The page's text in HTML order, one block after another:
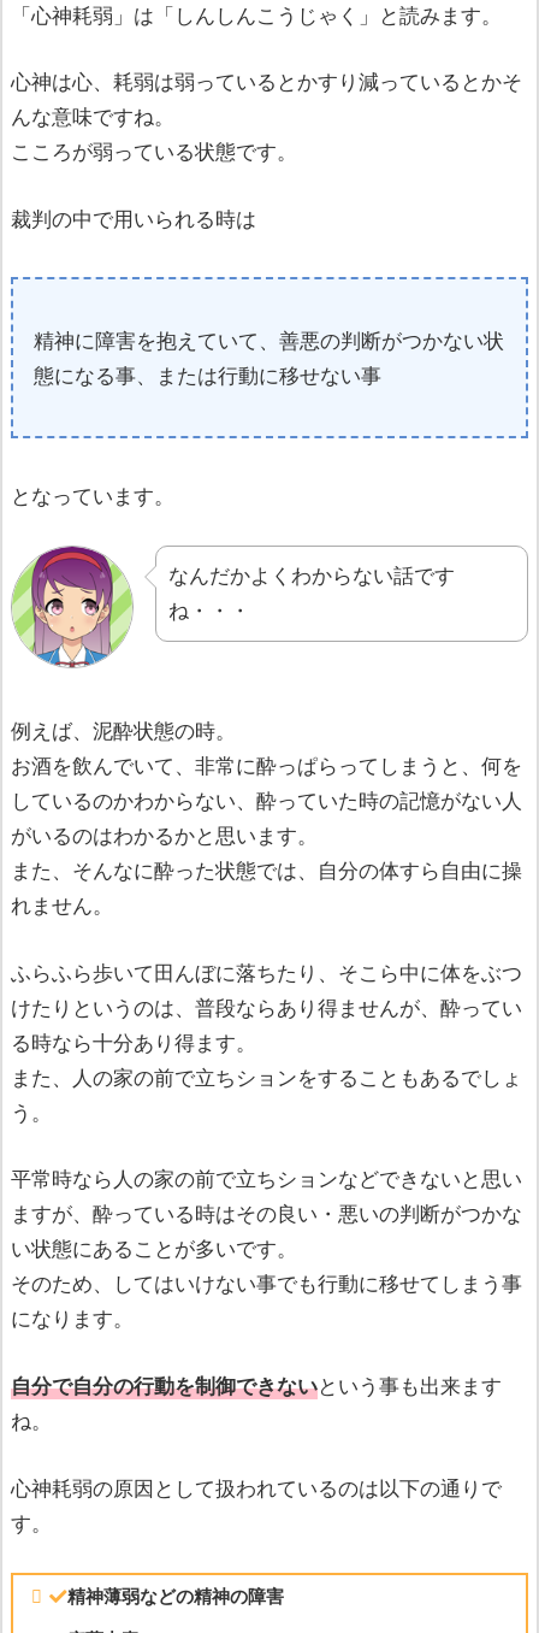
「心神耗弱」は「しんしんこうじゃく」と読みます。
心神は心、耗弱は弱っているとかすり減っているとかそ
んな意味ですね。
こころが弱っている状態です。
裁判の中で用いられる時は
精神に障害を抱えていて、善悪の判断がつかない状
態になる事、または行動に移せない事
となっています。
なんだかよくわからない話です
ね・・・
例えば、泥酔状態の時。
お酒を飲んでいて、非常に酔っぱらってしまうと、何を
しているのかわからない、酔っていた時の記憶がない人
がいるのはわかるかと思います。
また、そんなに酔った状態では、自分の体すら自由に操
れません。
ふらふら歩いて田んぼに落ちたり、そこら中に体をぶつ
けたりというのは、普段ならあり得ませんが、酔ってい
る時なら十分あり得ます。
また、人の家の前で立ちションをすることもあるでしょ
う。
平常時なら人の家の前で立ちションなどできないと思い
ますが、酔っている時はその良い・悪いの判断がつかな
い状態にあることが多いです。
そのため、してはいけない事でも行動に移せてしまう事
になります。
自分で自分の行動を制御できないという事も出来ます
ね。
心神耗弱の原因として扱われているのは以下の通りで
す。
精神薄弱などの精神の障害